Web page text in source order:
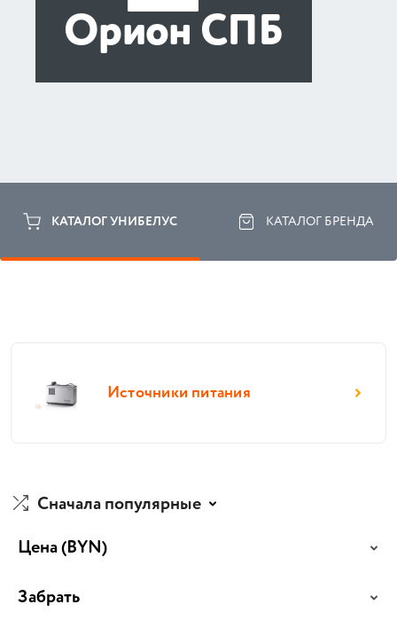
Орион СПБ
КАТАЛОГ УНИБЕЛУС КАТАЛОГ БРЕНДА
Источники питания
Сначала популярные
Цена(BYN)
Забрать